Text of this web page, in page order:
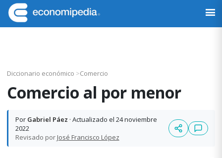
Saltar
a
la
Saltar
al
contenido
Saltar
a
la
Saltar
al
pie
Economipedia
Haciendo
Diccionario económico >Comercio
Comercio al por menor
Por Gabriel Páez · Actualizado el 24 noviembre
2022
Revisado porJosé Francisco López